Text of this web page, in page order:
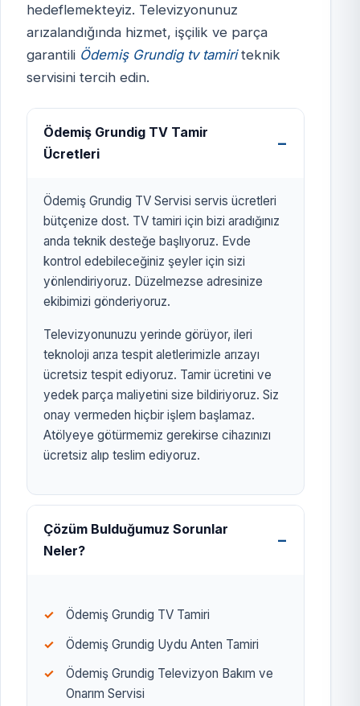
ÖDEMİŞ GRUNDİG TV
SERVİSİ
izmirtelevizyon.com.tr
hedeflemekteyiz. Televizyonunuz
arızalandığında hizmet, işçilik ve parça
garantili Ödemiş Grundig tv tamiriteknik
servisini tercih edin.
Ödemiş Grundig TV Tamir
Ücretleri
Ödemiş Grundig TV Servisi servis ücretleri
bütçenize dost. TV tamiri için bizi aradığınız
anda teknik desteğe başlıyoruz. Evde
kontrol edebileceğiniz şeyler için sizi
yönlendiriyoruz. Düzelmezse adresinize
ekibimizi gönderiyoruz.
Televizyonunuzu yerinde görüyor, ileri
teknoloji arıza tespit aletlerimizle arızayı
ücretsiz tespit ediyoruz. Tamir ücretini ve
yedek parça maliyetini size bildiriyoruz. Siz
onay vermeden hiçbir işlem başlamaz.
Atölyeye götürmemiz gerekirse cihazınızı
ücretsiz alıp teslim ediyoruz.
Çözüm Bulduğumuz Sorunlar
Neler?
Ödemiş Grundig TV Tamiri
Ödemiş Grundig Uydu Anten Tamiri
Ödemiş Grundig Televizyon Bakım ve
Onarım Servisi